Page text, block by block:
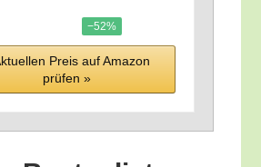
−52%
Preis auf Ama­zon
prü­fen »